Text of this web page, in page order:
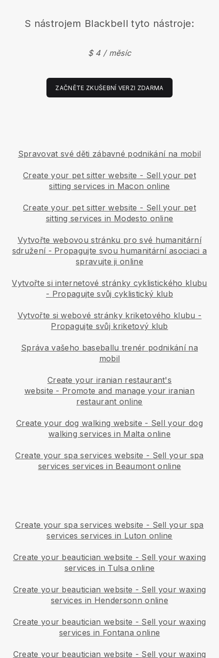
S nástrojem Blackbell tyto nástroje:
$ 4 / měsíc
ZAČNĚTE ZKUŠEBNÍ VERZI ZDARMA
Spravovat své děti zábavné podnikání na mobil
Create your pet sitter website - Sell your pet
sitting services in Macon online
Create your pet sitter website - Sell your pet
sitting services in Modesto online
Vytvořte webovou stránku pro své humanitární
sdružení- Propagujte svou humanitární asociaci a
spravujte ji online
Vytvořte si internetové stránky cyklistického klubu
- Propagujte svůj cyklistický klub
Vytvořte si webové stránky kriketového klubu -
Propagujte svůj kriketový klub
Správa vašeho baseballu trenér podnikání na
mobil
Create your iranian restaurant's
website - Promote and manage your iranian
restaurant online
Create your dog walking website - Sell your dog
walking services in Malta online
Create your spa services website - Sell your spa
services services in Beaumont online
Create your spa services website - Sell your spa
services services in Luton online
Create your beautician website - Sell your waxing
services in Tulsa online
Create your beautician website - Sell your waxing
services in Hendersonn online
Create your beautician website - Sell your waxing
services in Fontana online
Create your beautician website - Sell your waxing